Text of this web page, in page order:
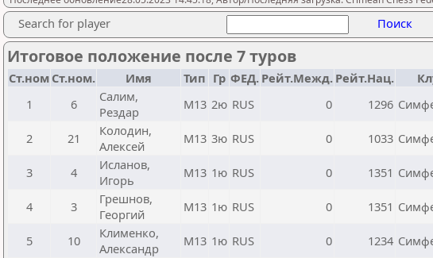
Search for player Поиск
Итоговое положение после 7 туров
Ст.ном Ст.ном. Имя Тип Гр ФЕД. Рейт.Межд. Рейт.Нац.
1
6
Салим,
Рездар
М13 2ю RUS 0 1296
2 21
Колодин,
Алексей
М13 3ю RUS 0 1033
3 4
Исланов,
Игорь
М13 1ю RUS 0 1351
4 3
Грешнов,
Георгий
М13 1ю RUS 0 1351
5 10
Клименко,
Александр
М13 1ю RUS 0 1234